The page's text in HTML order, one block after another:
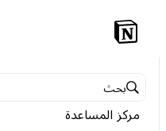
البحث في مركز المساعدة
مركز المساعدة